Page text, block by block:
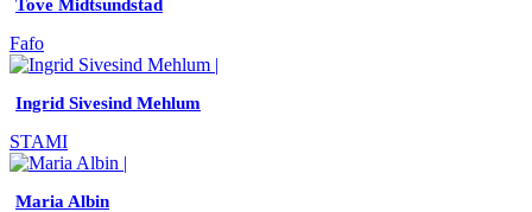
Tove Midtsundstad
Fafo
Ingrid Sivesind Mehlum
STAMI
Maria Albin